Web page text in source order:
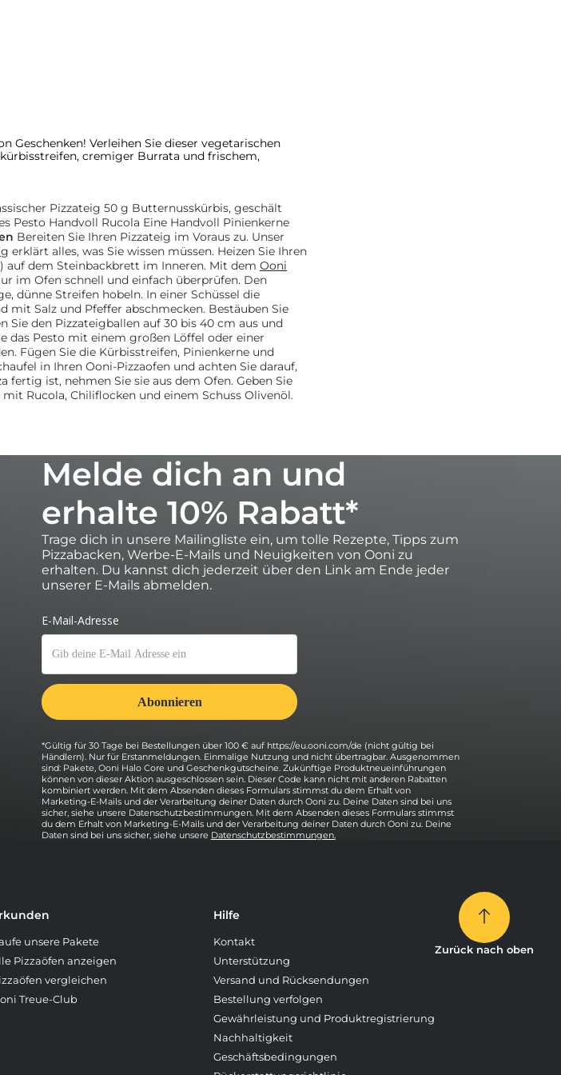
Geschenken! Verleihen Sie dieser vegetarischen
cremiger Burrata und frischem,
Pizzateig 50 g Butternusskürbis, geschält
Pesto Handvoll Rucola Eine Handvoll Pinienkerne
Bereiten Sie Ihren Pizzateig im Voraus zu. Unser
erklärt alles, was Sie wissen müssen. Heizen Sie Ihren
auf dem Steinbackbrett im Inneren. Mit dem Ooni
im Ofen schnell und einfach überprüfen. Den
dünne Streifen hobeln. In einer Schüssel die
mit Salz und Pfeffer abschmecken. Bestäuben Sie
Sie den Pizzateigballen auf 30 bis 40 cm aus und
das Pesto mit einem großen Löffel oder einer
Fügen Sie die Kürbisstreifen, Pinienkerne und
in Ihren Ooni-Pizzaofen und achten Sie darauf,
fertig ist, nehmen Sie sie aus dem Ofen. Geben Sie
Rucola, Chiliflocken und einem Schuss Olivenöl.
Melde dich an und
erhalte 10% Rabatt*
Trage dich in unsere Mailingliste ein, um tolle Rezepte, Tipps zum
Pizzabacken, Werbe-E-Mails und Neuigkeiten von Ooni zu
erhalten. Du kannst dich jederzeit über den Link am Ende jeder
unserer E-Mails abmelden.
*Gültig für 30 Tage bei Bestellungen über 100 € auf https://eu.ooni.com/de (nicht gültig bei
Händlern). Nur für Erstanmeldungen. Einmalige Nutzung und nicht übertragbar. Ausgenommen
sind: Pakete, Ooni Halo Core und Geschenkgutscheine. Zukünftige Produktneueinführungen
können von dieser Aktion ausgeschlossen sein. Dieser Code kann nicht mit anderen Rabatten
kombiniert werden. Mit dem Absenden dieses Formulars stimmst du dem Erhalt von
Marketing-E-Mails und der Verarbeitung deiner Daten durch Ooni zu. Deine Daten sind bei uns
sicher, siehe unsere Datenschutzbestimmungen. Mit dem Absenden dieses Formulars stimmst
du dem Erhalt von Marketing-E-Mails und der Verarbeitung deiner Daten durch Ooni zu. Deine
Daten sind bei uns sicher, siehe unsere Datenschutzbestimmungen.
unsere Pakete
Pizzaöfen anzeigen
vergleichen
Treue-Club
Hilfe
Kontakt
Unterstützung
Versand und Rücksendungen
Bestellung verfolgen
Gewährleistung und Produktregistrierung
Nachhaltigkeit
Geschäftsbedingungen
Zurück nach oben